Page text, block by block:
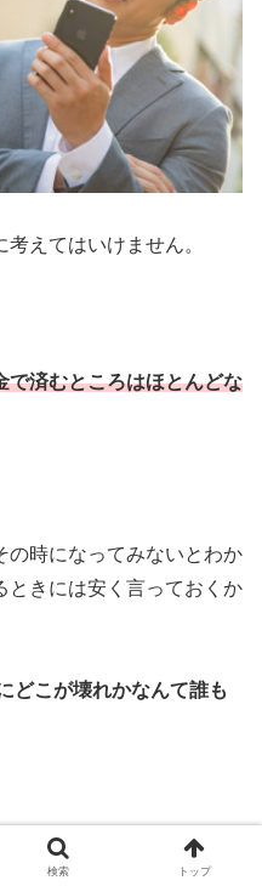
えてはいけません。
で済むところはほとんどな
の時になってみないとわか
ときには安く言っておくか
どこが壊れかなんて誰も
昇など予測できません。
検索 トップ